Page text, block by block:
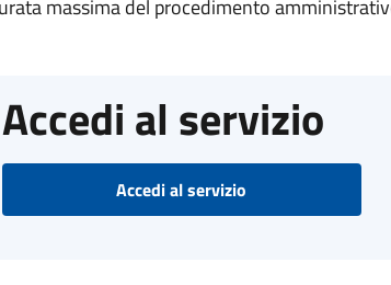
massima del procedimento
Accedi al servizio
Accedi al servizio